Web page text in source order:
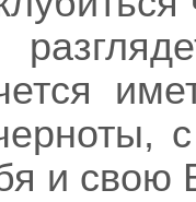
и свою